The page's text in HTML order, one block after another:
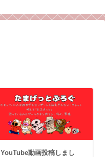
YouTube動画投稿しまし